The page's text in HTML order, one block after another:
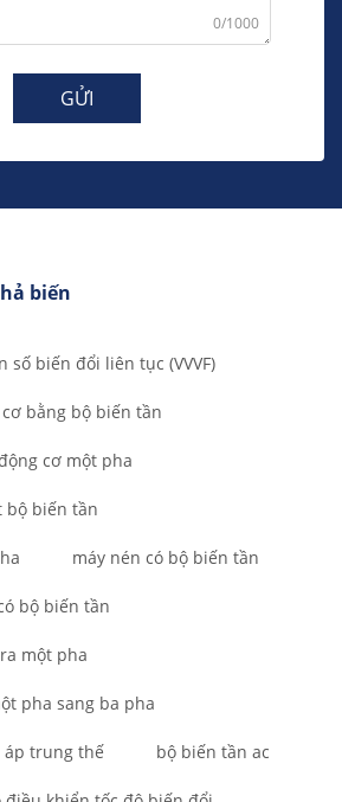
0/1000
GỬI
biến
số biến đổi liên tục (VVVF)
bằng bộ biến tần
cơ một pha
bộ biến tần
máy nén có bộ biến tần
bộ biến tần
một pha
pha sang ba pha
áp trung thế bộ biến tần ac